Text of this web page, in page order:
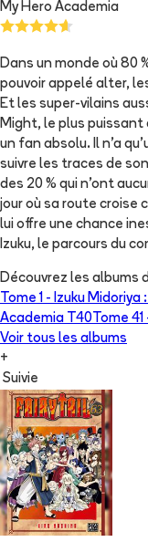
My Hero Academia
Dans un monde où 80
pouvoir appelé alter,
Et les super-vilains
Might, le plus puissant
un fan absolu. Il n’a
suivre les traces de
des 20 % qui n’ont
jour où sa route croise
lui offre une chance
Izuku, le parcours du
Découvrez les albums
Tome 1 - Izuku Midoriya
Academia T40 Tome 41
Voir tous les albums
+
Suivie